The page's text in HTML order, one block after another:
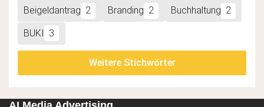
Beigeldantrag 2 Branding 2 Buchhaltung 2
BUKI 3
Weitere Stichwörter